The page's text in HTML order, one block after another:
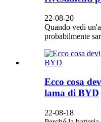
22-08-20
Quando vedi
probabilmente
Ecco cosa
lama di BYD
22-08-18